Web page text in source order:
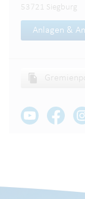
53721 Siegburg
Anlagen &